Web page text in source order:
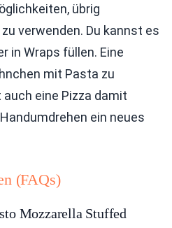
übrig
verwenden. Du kannst es
in Wraps füllen. Eine
mit Pasta zu
eine Pizza damit
ein neues
(FAQs)
Mozzarella Stuffed